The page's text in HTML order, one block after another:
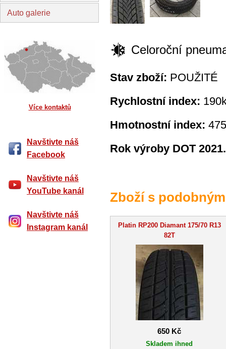
Auto galerie
Více kontaktů
Navštivte náš
Facebook
Navštivte náš
YouTube kanál
Navštivte náš
Instagram kanál
Celoroční
Stav zboží: POUŽITÉ
Rychlostní index:
Hmotnostní index:
Rok výroby DOT
Zboží s
Platin RP200 Diamant 175/70 R13
82T
650 Kč
Skladem ihned